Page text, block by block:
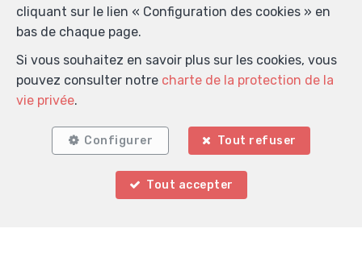
Localiser sur la carte
cliquant sur le lien « Configuration des cookies » en
bas de chaque page.
Si vous souhaitez en savoir plus sur les cookies, vous
pouvez consulter notre charte de la protection de la
vie privée.
Configurer Tout refuser
Tout accepter